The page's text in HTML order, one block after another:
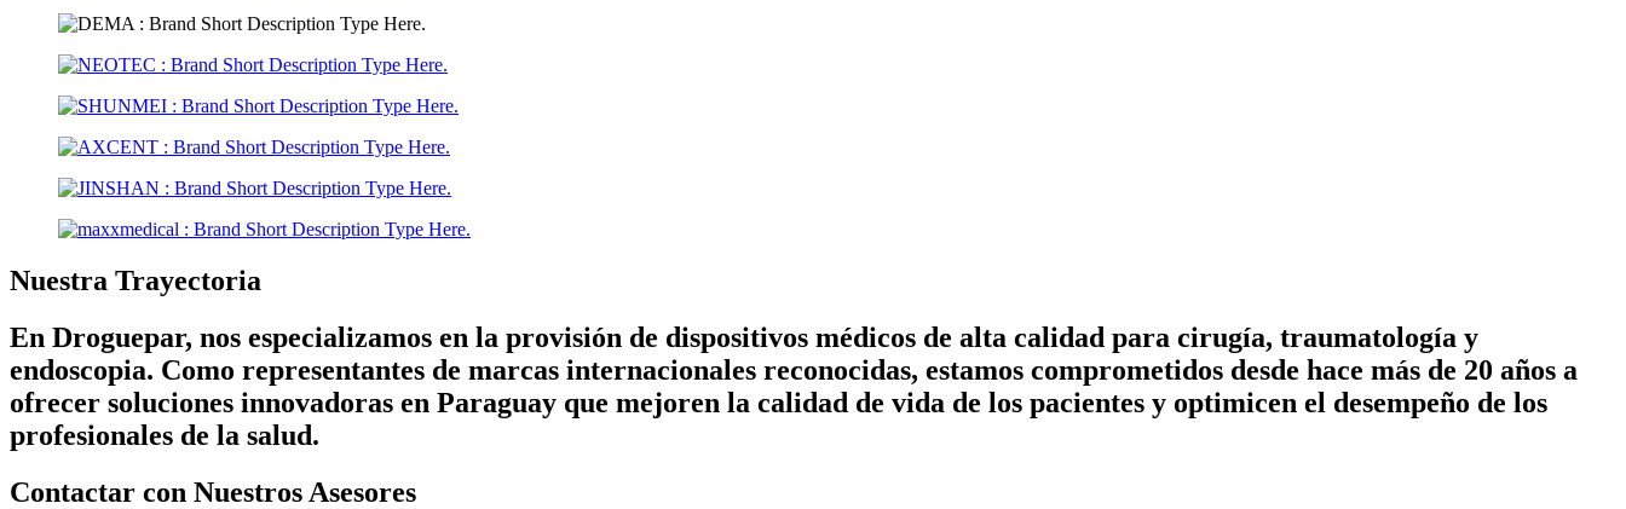
Nuestra Trayectoria
En Droguepar, nos especializamos en la provisión de dispositivos médicos de alta calidad para cirugía, traumatología y
endoscopia. Como representantes de marcas internacionales reconocidas, estamos comprometidos desde hace más de 20 años a
ofrecer soluciones innovadoras en Paraguay que mejoren la calidad de vida de los pacientes y optimicen el desempeño de los
profesionales de la salud.
Contactar con Nuestros Asesores